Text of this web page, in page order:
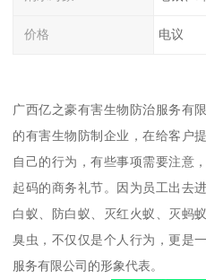
价格 电议
广西亿之豪有害生物防治服务有
的有害生物防制企业，在给客户
自己的行为，有些事项需要注意
起码的商务礼节。因为员工出去
白蚁、防白蚁、灭红火蚁、灭蚂
臭虫，不仅仅是个人行为，更是
服务有限公司的形象代表。